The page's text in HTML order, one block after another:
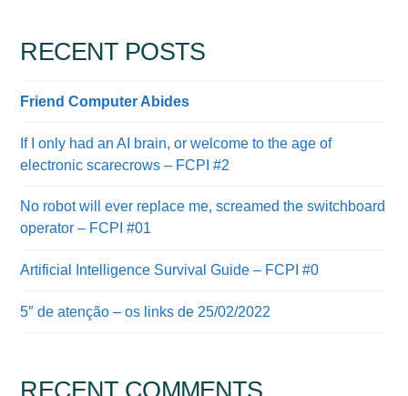
RECENT POSTS
Friend Computer Abides
If I only had an AI brain, or welcome to the age of
electronic scarecrows – FCPI #2
No robot will ever replace me, screamed the switchboard
operator – FCPI #01
Artificial Intelligence Survival Guide – FCPI #0
5″ de atenção – os links de 25/02/2022
RECENT COMMENTS